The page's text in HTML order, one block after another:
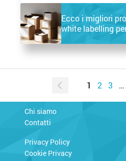
Ecco i migliori
white labelling
1 2 3 …
Chi siamo
Contatti
Privacy Policy
Cookie Privacy